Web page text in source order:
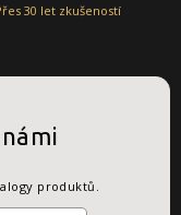
30 let zkušeností
produktů.